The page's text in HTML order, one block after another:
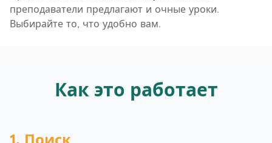
преподаватели предлагают и очные уроки.
Выбирайте то, что удобно вам.
Как это работает